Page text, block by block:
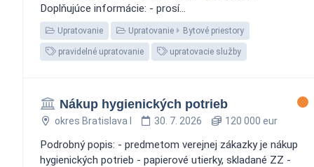
Doplňujúce informácie: - prosí...
Upratovanie Upratovanie Bytové priestory
pravidelné upratovanie upratovacie služby
Nákup hygienických potrieb
okres Bratislava I 30. 7. 2026 120 000 eur
Podrobný popis: - predmetom verejnej zákazky je nákup
hygienických potrieb - papierové utierky, skladané ZZ -